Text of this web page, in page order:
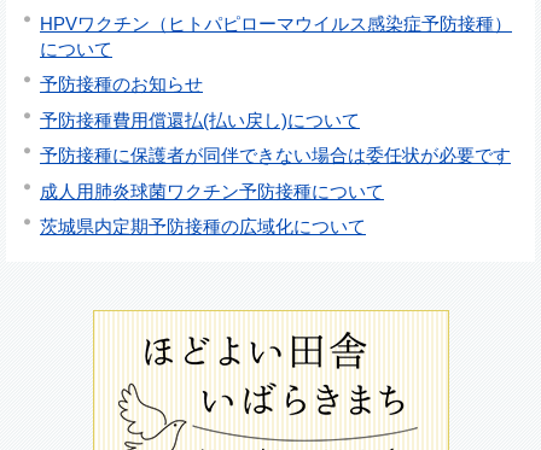
HPVワクチン（ヒトパピローマウイルス感染症予防接種）
について
予防接種のお知らせ
予防接種費用償還払(払い戻し)について
予防接種に保護者が同伴できない場合は委任状が必要です
成人用肺炎球菌ワクチン予防接種について
茨城県内定期予防接種の広域化について